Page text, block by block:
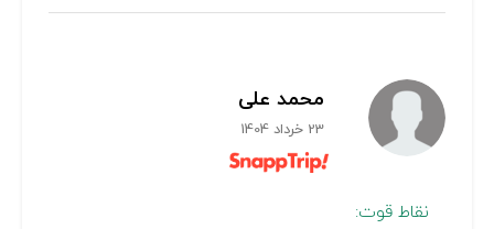
محمد علی
23 خرداد 1404
نقاط قوت: